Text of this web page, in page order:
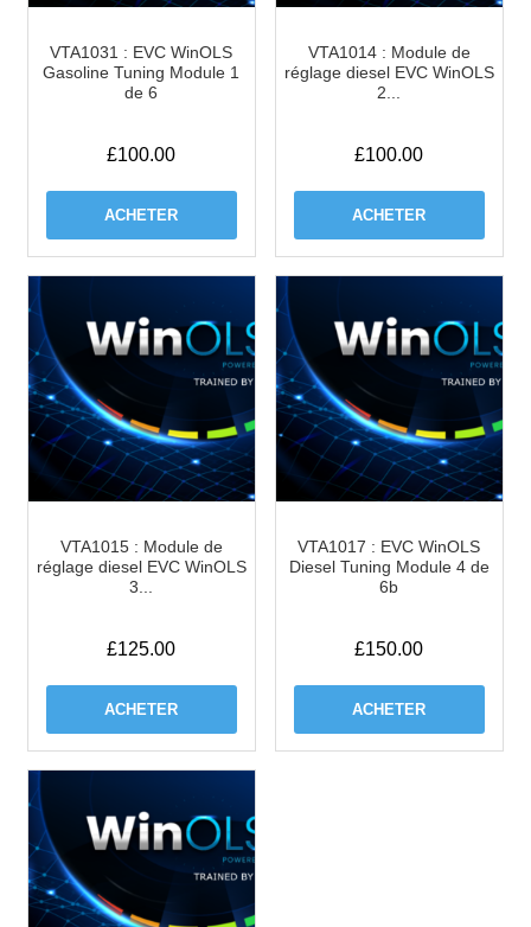
VTA1031 : EVC WinOLS
Gasoline Tuning Module 1
de 6
£100.00
ACHETER
VTA1014 : Module de
réglage diesel EVC WinOLS
2...
£100.00
ACHETER
VTA1015 : Module de
réglage diesel EVC WinOLS
3...
£125.00
ACHETER
VTA1017 : EVC WinOLS
Diesel Tuning Module 4 de
6b
£150.00
ACHETER